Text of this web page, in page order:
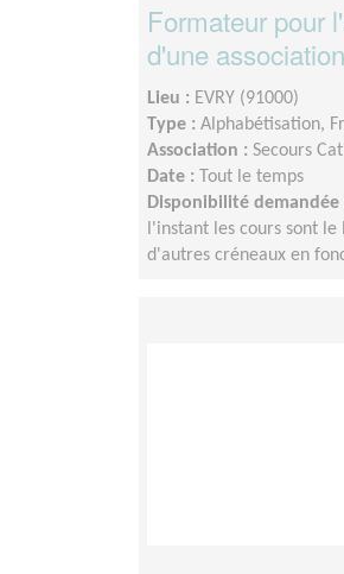
Formateur pour
d'une
Lieu : EVRY (91000)
Type : Alphabétisation,
Association : Secours
Date : Tout le temps
Disponibilité demandée
l'instant les cours sont le
d'autres créneaux en